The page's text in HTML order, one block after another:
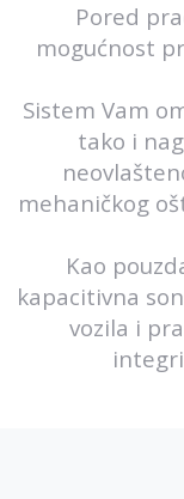
Pored
mogućnost
Sistem Vam
tako i
mehaničkog
Kao
kapacitivna
vozila i